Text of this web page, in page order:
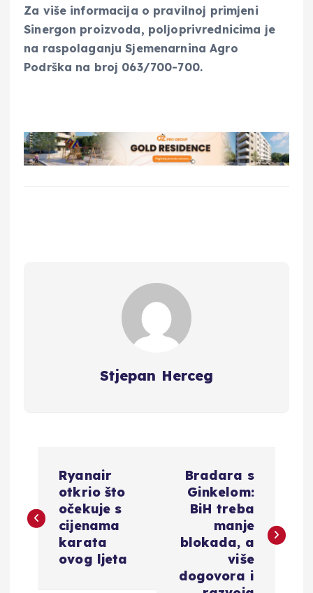
Za više informacija o pravilnoj primjeni
Sinergon proizvoda, poljoprivrednicima je
na raspolaganju Sjemenarnina Agro
Podrška na broj 063/700-700.
Stjepan Herceg
v
Ryanair
otkrio što
očekuje s
cijenama
karata
ovog ljeta
Bradara s
Ginkelom:
BiH treba
manje
blokada, a
više
dogovora i